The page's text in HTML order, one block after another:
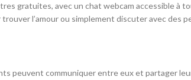
gratuites, avec un chat webcam accessible à
l’amour ou simplement discuter avec des
peuvent communiquer entre eux et partager